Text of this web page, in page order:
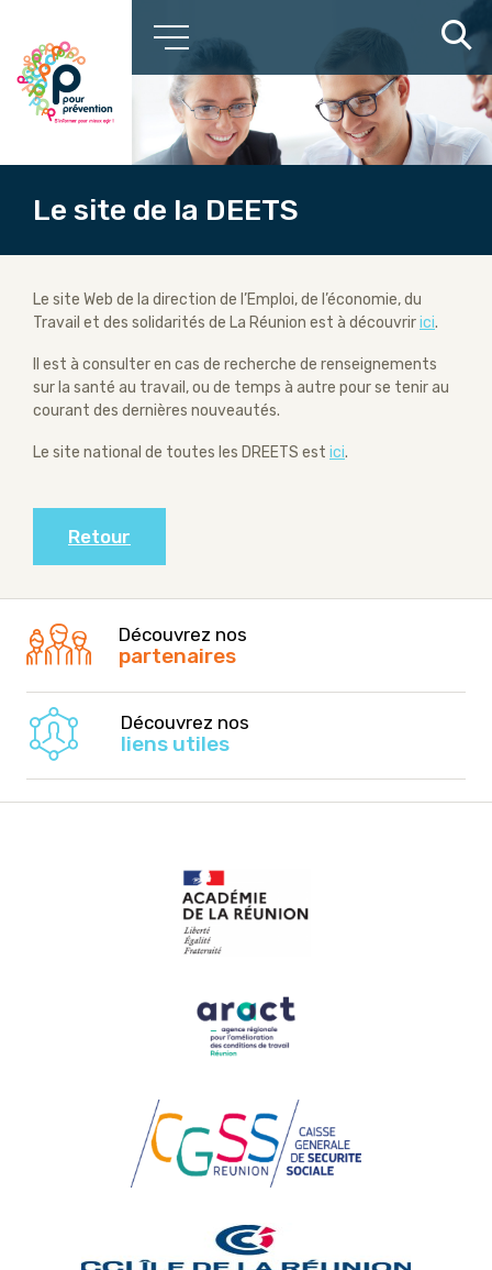
Le site de la DEETS
Le site Web de la direction de l’Emploi, de l’économie, du
Travail et des solidarités de La Réunion est à découvririci.
Il est à consulter en cas de recherche de renseignements
sur la santé au travail, ou de temps à autre pour se tenir au
courant des dernières nouveautés.
Le site national de toutes les DREETS est ici.
Retour
Découvrez nos
partenaires
Découvrez nos
liens utiles